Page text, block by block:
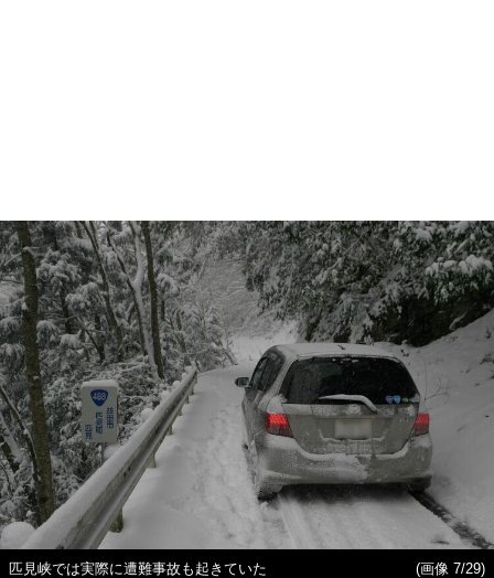
匹見峡では実際に遭難事故も起きていた (画像 7/29)